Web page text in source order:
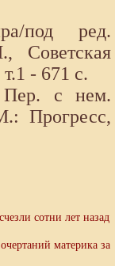
под ред.
- 671 с.
Пер. с нем.
Прогресс,
сотни лет назад
материка за